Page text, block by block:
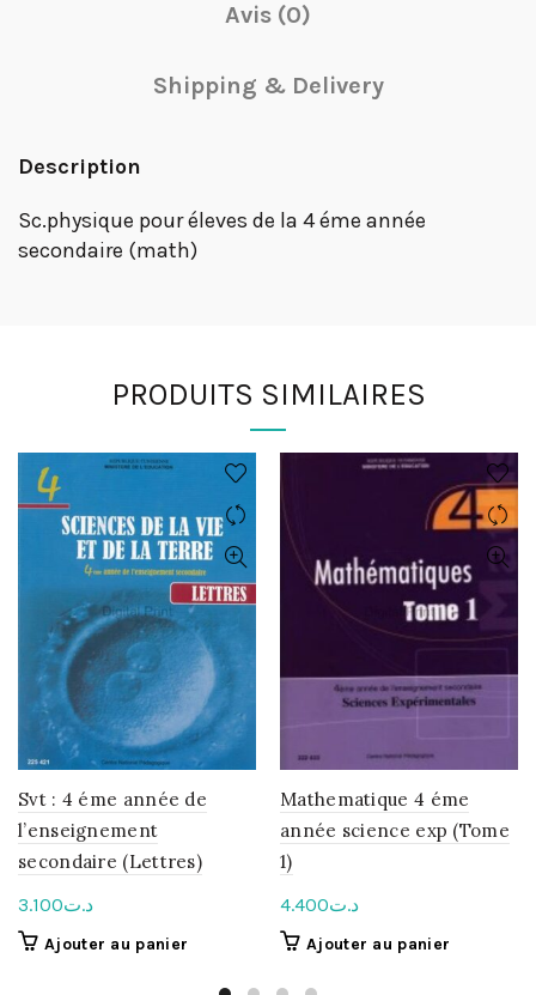
Avis (0)
Shipping & Delivery
Description
Sc.physique pour éleves de la 4 éme année
secondaire (math)
PRODUITS SIMILAIRES
Svt : 4 éme année de
l’enseignement
secondaire (Lettres)
د.ت3.100
Ajouter au panier
Mathematique 4 éme
année science exp (Tome
1)
د.ت4.400
Ajouter au panier